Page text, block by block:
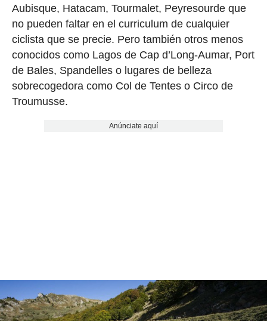
Aubisque, Hatacam, Tourmalet, Peyresourde que
no pueden faltar en el curriculum de cualquier
ciclista que se precie. Pero también otros menos
conocidos como Lagos de Cap d’Long-Aumar, Port
de Bales, Spandelles o lugares de belleza
sobrecogedora como Col de Tentes o Circo de
Troumusse.
Anúnciate aquí